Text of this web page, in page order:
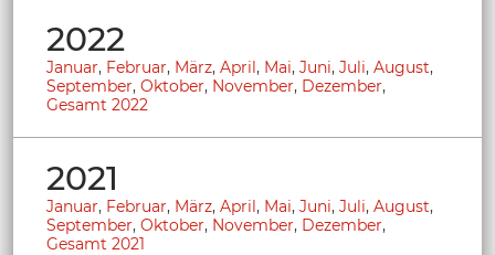
2022
Januar, Februar, März, April, Mai, Juni, Juli, August,
September, Oktober, November, Dezember,
Gesamt 2022
2021
Januar, Februar, März, April, Mai, Juni, Juli, August,
September, Oktober, November, Dezember,
Gesamt 2021